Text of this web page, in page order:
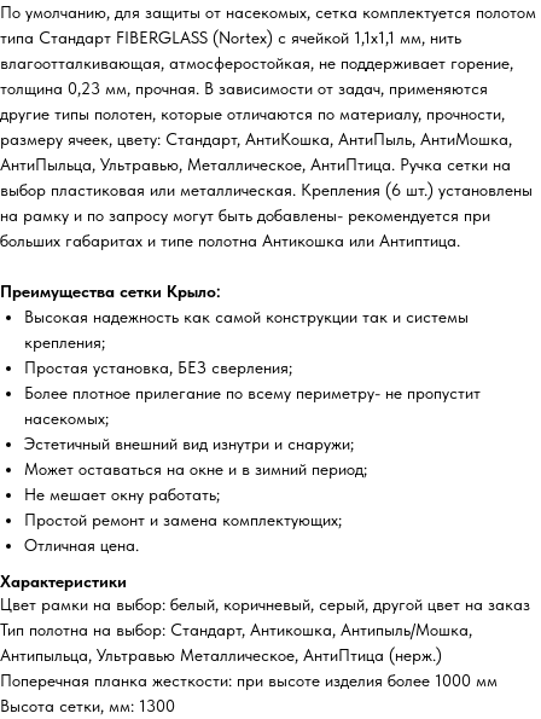
По умолчанию, для защиты от насекомых, сетка комплектуется полотом
типа Стандарт FIBERGLASS (Nortex) с ячейкой 1,1х1,1 мм, нить
влагоотталкивающая, атмосферостойкая, не поддерживает горение,
толщина 0,23 мм, прочная. В зависимости от задач, применяются
другие типы полотен, которые отличаются по материалу, прочности,
размеру ячеек, цвету: Стандарт, АнтиКошка, АнтиПыль, АнтиМошка,
АнтиПыльца, Ультравью, Металлическое, АнтиПтица. Ручка сетки на
выбор пластиковая или металлическая. Крепления (6 шт.) установлены
на рамку и по запросу могут быть добавлены- рекомендуется при
больших габаритах и типе полотна Антикошка или Антиптица.
Преимущества сетки Крыло:
Высокая надежность как самой конструкции так и системы
крепления;
Простая установка, БЕЗ сверления;
Более плотное прилегание по всему периметру- не пропустит
насекомых;
Эстетичный внешний вид изнутри и снаружи;
Может оставаться на окне и в зимний период;
Не мешает окну работать;
Простой ремонт и замена комплектующих;
Отличная цена.
Характеристики
Цвет рамки на выбор: белый, коричневый, серый, другой цвет на заказ
Тип полотна на выбор: Стандарт, Антикошка, Антипыль/Мошка,
Антипыльца, Ультравью Металлическое, АнтиПтица (нерж.)
Поперечная планка жесткости: при высоте изделия более 1000 мм
Высота сетки, мм: 1300